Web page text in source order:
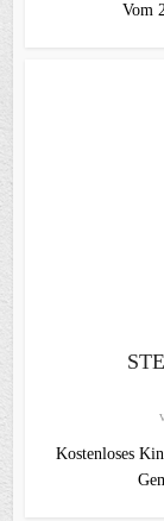
Vom
Kostenloses